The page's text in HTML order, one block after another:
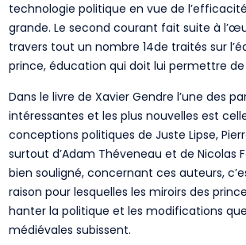
technologie politique en vue de
grande. Le second courant fait suite à
travers tout un nombre 14de traités sur
prince, éducation qui doit lui permettre
Dans le livre de Xavier Gendre l’une des
intéressantes et les plus nouvelles est
conceptions politiques de Juste Lipse,
surtout d’Adam Théveneau et de Nicolas
bien souligné, concernant ces auteurs,
raison pour lesquelles les miroirs des
hanter la politique et les modifications
médiévales subissent.